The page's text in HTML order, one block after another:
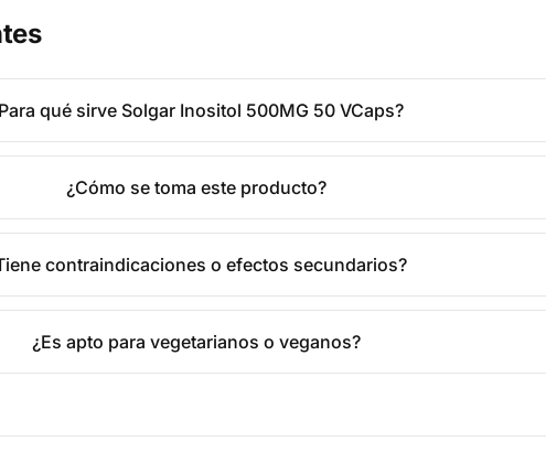
qué sirve Solgar Inositol 500MG 50 VCaps?
¿Cómo se toma este producto?
contraindicaciones o efectos secundarios?
¿Es apto para vegetarianos o veganos?